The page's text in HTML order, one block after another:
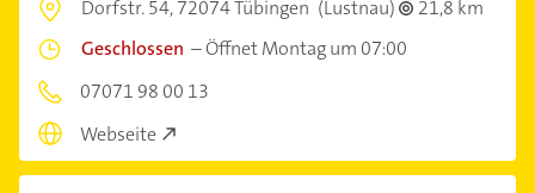
Dorfstr. 54,72074 Tübingen (Lustnau)
21,8 km
Geschlossen –Öffnet Montag um 07:00
07071 98 00 13
Webseite